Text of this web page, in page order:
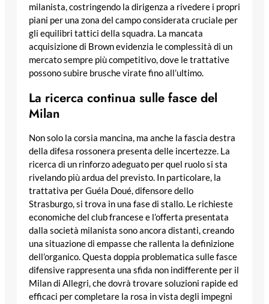
milanista, costringendo la dirigenza a rivedere i propri
piani per una zona del campo considerata cruciale per
gli equilibri tattici della squadra. La mancata
acquisizione di Brown evidenzia le complessità di un
mercato sempre più competitivo, dove le trattative
possono subire brusche virate fino all’ultimo.
La ricerca continua sulle fasce del
Milan
Non solo la corsia mancina, ma anche la fascia destra
della difesa rossonera presenta delle incertezze. La
ricerca di un rinforzo adeguato per quel ruolo si sta
rivelando più ardua del previsto. In particolare, la
trattativa per Guéla Doué, difensore dello
Strasburgo, si trova in una fase di stallo. Le richieste
economiche del club francese e l’offerta presentata
dalla società milanista sono ancora distanti, creando
una situazione di empasse che rallenta la definizione
dell’organico. Questa doppia problematica sulle fasce
difensive rappresenta una sfida non indifferente per il
Milan di Allegri, che dovrà trovare soluzioni rapide ed
efficaci per completare la rosa in vista degli impegni